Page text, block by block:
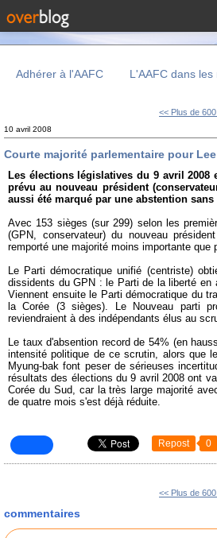
Adhérer à l'AAFC L'AAFC dans les
<< Plus de
10 avril 2008
Courte majorité parlementaire pour
Les élections législatives du 9 avril
prévu au nouveau président
aussi été marqué par une abstention sans
Avec 153 sièges (sur 299) selon les
(GPN, conservateur) du nouveau
remporté une majorité moins importante que
Le Parti démocratique unifié (centriste)
dissidents du GPN : le Parti de la liberté en
Viennent ensuite le Parti démocratique du
la Corée (3 sièges). Le Nouveau parti
reviendraient à des indépendants élus au
Le taux d'absention record de 54% (en
intensité politique de ce scrutin, alors que
Myung-bak font peser de sérieuses
résultats des élections du 9 avril 2008 ont
Corée du Sud, car la très large majorité
de quatre mois s'est déjà réduite.
Repost 0
<< Plus de
commentaires